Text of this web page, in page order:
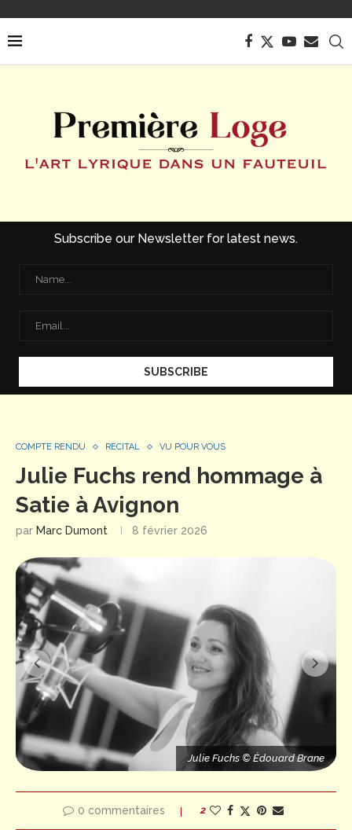
Subscribe our Newsletter for latest news.
COMPTE RENDU RÉCITAL VU POUR VOUS
Julie Fuchs rend hommage à
Satie à Avignon
par Marc Dumont 8 février 2026
Julie Fuchs © Édouard Brane
Alexis Cardenas - © Édouard Brane
0 commentaires 2